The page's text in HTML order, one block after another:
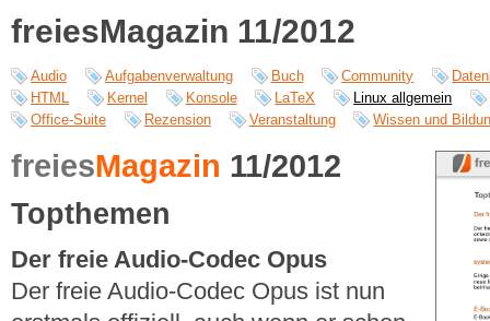
freiesMagazin 11/2012
Audio Aufgabenverwaltung Buch Community
HTML
Kernel Konsole LaTeX Linux allgemein
Office-Suite
Rezension Veranstaltung Wissen und
freiesMagazin 11/2012
Topthemen
Der freie Audio-Codec Opus
Der freie Audio-Codec Opus ist nun